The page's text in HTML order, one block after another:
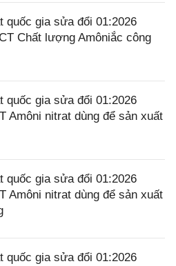
quốc gia sửa đổi 01:2026
Chất lượng Amôniắc công
quốc gia sửa đổi 01:2026
Amôni nitrat dùng để sản xuất
quốc gia sửa đổi 01:2026
Amôni nitrat dùng để sản xuất
quốc gia sửa đổi 01:2026